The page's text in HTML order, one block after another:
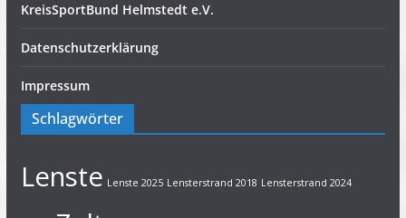
KreisSportBund Helmstedt e.V.
Datenschutzerklärung
Impressum
Schlagwörter
Lenste Lenste 2025 Lensterstrand 2018 Lensterstrand 2024